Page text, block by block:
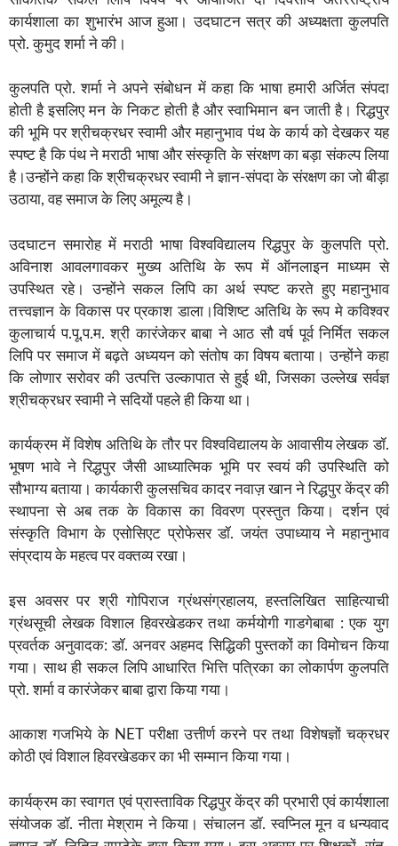
कार्यशाला का शुभारंभ आज हुआ। उदघाटन सत्र की अध्यक्षता कुलपति
प्रो. कुमुद शर्मा ने की।
कुलपति प्रो. शर्मा ने अपने संबोधन में कहा कि भाषा हमारी अर्जित संपदा
होती है इसलिए मन के निकट होती है और स्वाभिमान बन जाती है। रिद्धपुर
की भूमि पर श्रीचक्रधर स्वामी और महानुभाव पंथ के कार्य को देखकर यह
स्पष्ट है कि पंथ ने मराठी भाषा और संस्कृति के संरक्षण का बड़ा संकल्प लिया
है।उन्होंने कहा कि श्रीचक्रधर स्वामी ने ज्ञान-संपदा के संरक्षण का जो बीड़ा
उठाया, वह समाज के लिए अमूल्य है।
उदघाटन समारोह में मराठी भाषा विश्वविद्यालय रिद्धपुर के कुलपति प्रो.
अविनाश आवलगावकर मुख्य अतिथि के रूप में ऑनलाइन माध्यम से
उपस्थित रहे। उन्होंने सकल लिपि का अर्थ स्पष्ट करते हुए महानुभाव
तत्त्वज्ञान के विकास पर प्रकाश डाला।विशिष्ट अतिथि के रूप मे कविश्वर
कुलाचार्य प.पू.प.म. श्री कारंजेकर बाबा ने आठ सौ वर्ष पूर्व निर्मित सकल
लिपि पर समाज में बढ़ते अध्ययन को संतोष का विषय बताया। उन्होंने कहा
कि लोणार सरोवर की उत्पत्ति उल्कापात से हुई थी, जिसका उल्लेख सर्वज्ञ
श्रीचक्रधर स्वामी ने सदियों पहले ही किया था।
कार्यक्रम में विशेष अतिथि के तौर पर विश्वविद्यालय के आवासीय लेखक डॉ.
भूषण भावे ने रिद्धपुर जैसी आध्यात्मिक भूमि पर स्वयं की उपस्थिति को
सौभाग्य बताया। कार्यकारी कुलसचिव कादर नवाज़ खान ने रिद्धपुर केंद्र की
स्थापना से अब तक के विकास का विवरण प्रस्तुत किया। दर्शन एवं
संस्कृति विभाग के एसोसिएट प्रोफेसर डॉ. जयंत उपाध्याय ने महानुभाव
संप्रदाय के महत्व पर वक्तव्य रखा।
इस अवसर पर श्री गोपिराज ग्रंथसंग्रहालय, हस्तलिखित साहित्याची
ग्रंथसूची लेखक विशाल हिवरखेडकर तथा कर्मयोगी गाडगेबाबा : एक युग
प्रवर्तक अनुवादक: डॉ. अनवर अहमद सिद्धिकी पुस्तकों का विमोचन किया
गया। साथ ही सकल लिपि आधारित भित्ति पत्रिका का लोकार्पण कुलपति
प्रो. शर्मा व कारंजेकर बाबा द्वारा किया गया।
आकाश गजभिये के NET परीक्षा उत्तीर्ण करने पर तथा विशेषज्ञों चक्रधर
कोठी एवं विशाल हिवरखेडकर का भी सम्मान किया गया।
कार्यक्रम का स्वागत एवं प्रास्ताविक रिद्धपुर केंद्र की प्रभारी एवं कार्यशाला
संयोजक डॉ. नीता मेश्राम ने किया। संचालन डॉ. स्वप्निल मून व धन्यवाद